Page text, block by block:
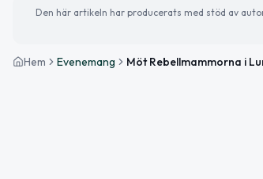
Den här artikeln har producerats med stöd av
Hem Evenemang Möt Rebellmammorna i